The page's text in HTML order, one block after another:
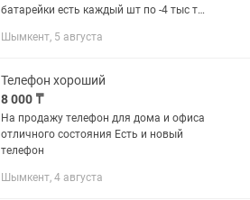
батарейки есть каждый шт по -4 тыс тг
можно уступить
Шымкент, 5 августа
Телефон хороший
8 000 ₸
На продажу телефон для дома и офиса
отличного состояния Есть и новый
телефон
Шымкент, 4 августа